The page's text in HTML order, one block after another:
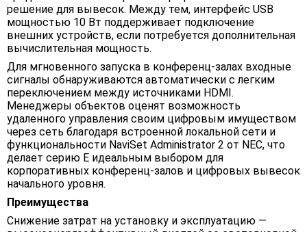
решение для вывесок. Между тем, интерфейс USB
мощностью 10 Вт поддерживает подключение
внешних устройств, если потребуется дополнительная
вычислительная мощность.
Для мгновенного запуска в конференц-залах входные
сигналы обнаруживаются автоматически с легким
переключением между источниками HDMI.
Менеджеры объектов оценят возможность
удаленного управления своим цифровым имуществом
через сеть благодаря встроенной локальной сети и
функциональности NaviSet Administrator 2 от NEC, что
делает серию E идеальным выбором для
корпоративных конференц-залов и цифровых вывесок
начального уровня.
Преимущества
Снижение затрат на установку и эксплуатацию —